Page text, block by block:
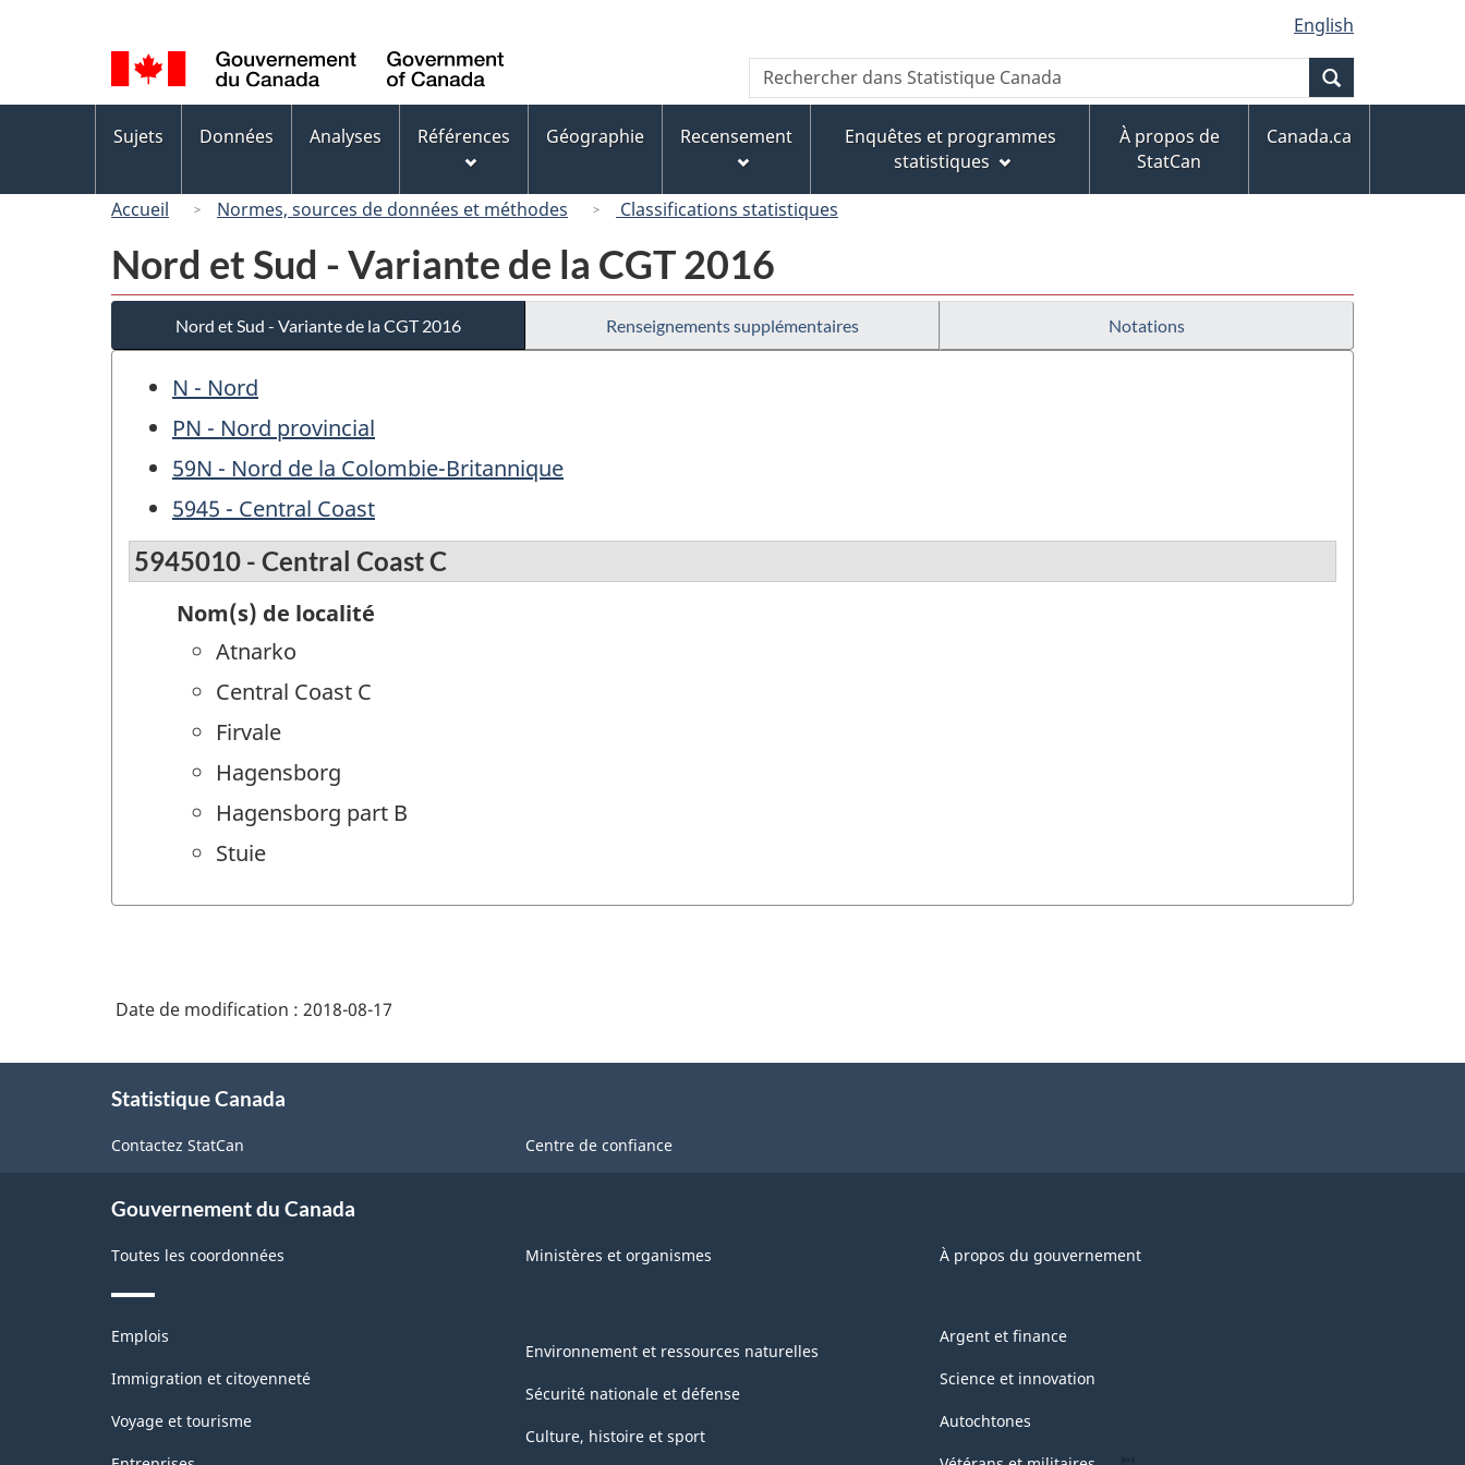
au
contenu
principal
« À
propos
de
ce
version
HTML
simplifiée
de
la
langue
English
Canada
Recherche
Rechercher
dans
Canada
des
Sujets Données Analyses Références Géographie Recensement
Enquêtes et programmes
statistiques
À propos de
StatCan
Canada.ca
Accueil Normes, sources de données et méthodes Classifications statistiques
Nord et Sud - Variante de la CGT 2016
Nord et Sud - Variante de la CGT 2016 Renseignements supplémentaires Notations
N - Nord
PN - Nord provincial
59N - Nord de la Colombie-Britannique
5945 - Central Coast
5945010 - Central Coast C
Nom(s) de localité
Atnarko
Central Coast C
Firvale
Hagensborg
Hagensborg part B
Stuie
Date de modification : 2018-08-17
Statistique Canada
Contactez StatCan Centre de confiance
Gouvernement du Canada
Toutes les coordonnées Ministères et organismes À propos du gouvernement
Thèmes
sujets
Emplois
Immigration et citoyenneté
Voyage et tourisme
Environnement et ressources naturelles
Sécurité nationale et défense
Culture, histoire et sport
Argent et finance
Science et innovation
Autochtones